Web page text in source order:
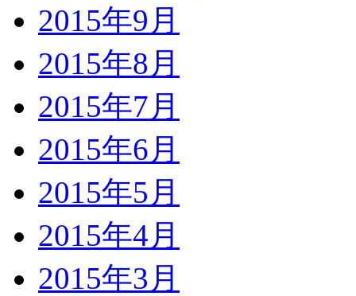
2015年9月
2015年8月
2015年7月
2015年6月
2015年5月
2015年4月
2015年3月